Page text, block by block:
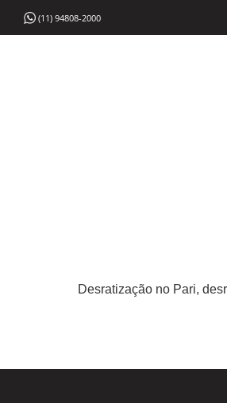
(11) 94808-2000
Desratização no Pari,